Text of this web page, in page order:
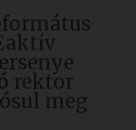
Kiadványok
Szolgáltatásaink
rektor
meg